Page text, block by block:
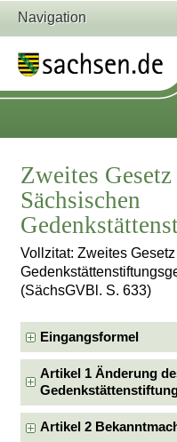
Navigation
Zweites
Sächsischen
Vollzitat: Zweites
(SächsGVBl. S. 633)
Eingangsformel
Artikel 1 Änderung
Artikel 2